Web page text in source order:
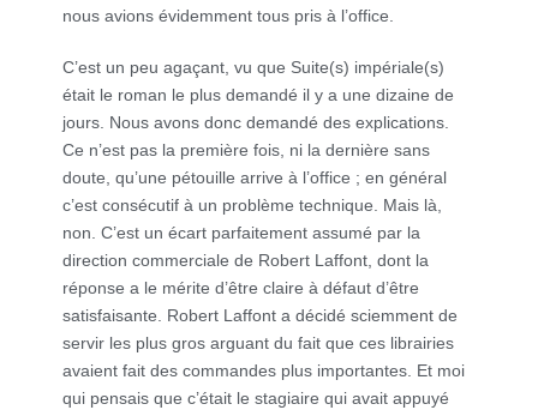
nous avions évidemment tous pris à l’office.
C’est un peu agaçant, vu que Suite(s) impériale(s)
était le roman le plus demandé il y a une dizaine de
jours. Nous avons donc demandé des explications.
Ce n’est pas la première fois, ni la dernière sans
doute, qu’une pétouille arrive à l’office ; en général
c’est consécutif à un problème technique. Mais là,
non. C’est un écart parfaitement assumé par la
direction commerciale de Robert Laffont, dont la
réponse a le mérite d’être claire à défaut d’être
satisfaisante. Robert Laffont a décidé sciemment de
servir les plus gros arguant du fait que ces librairies
avaient fait des commandes plus importantes. Et moi
qui pensais que c’était le stagiaire qui avait appuyé